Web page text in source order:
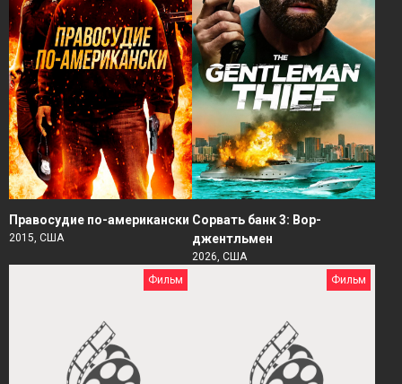
Правосудие по-американски
2015, США
Сорвать банк 3: Вор-
джентльмен
2026, США
Фильм
Фильм